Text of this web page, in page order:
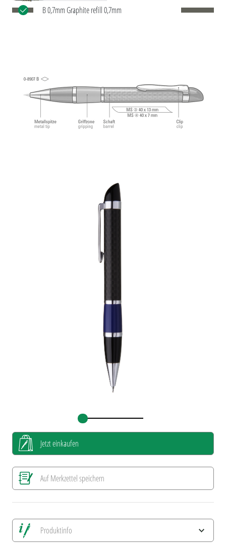
B 0,7mm Graphite refill 0,7mm
Jetzt einkaufen
Auf Merkzettel speichern
Produktinfo